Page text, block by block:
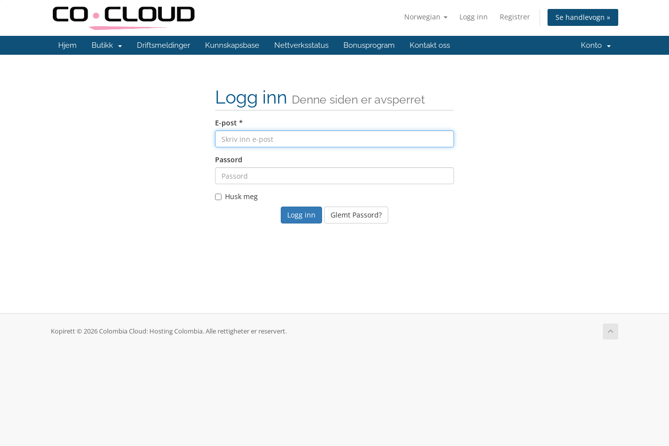
Norwegian Logg inn Registrer Se handlevogn »
Hjem Butikk Driftsmeldinger Kunnskapsbase Nettverksstatus Bonusprogram Kontakt oss Konto
Logg inn Denne siden er avsperret
E-post *
Passord
Husk meg
Glemt Passord?
Kopirett © 2026 Colombia Cloud: Hosting Colombia. Alle rettigheter er reservert.